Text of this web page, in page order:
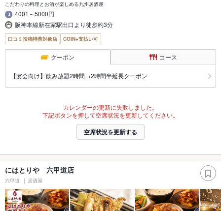
こだわりの料理とお酒が楽しめる九州居酒屋
4001～5000円
阪神本線新在家駅出口より徒歩約3分
口コミ投稿特典対象店 COIN+支払い可
クーポン コース
【宴会向け】飲み放題2時間→2時間半延長クーポン
カレンダーの更新に失敗しました。
下記ボタンを押して空席状況を更新してください。
空席状況を更新する
にはとりや 六甲道店
六甲道 居酒屋